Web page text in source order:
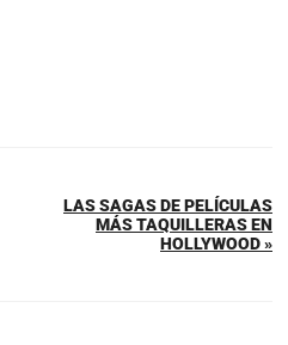
LAS SAGAS DE PELÍCULAS
MÁS TAQUILLERAS EN
HOLLYWOOD »